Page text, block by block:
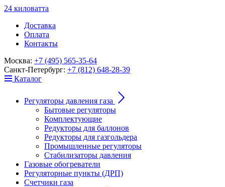
24 киловатта
Доставка
Оплата
Контакты
Москва: +7 (495) 565-35-64
Санкт-Петербург: +7 (812) 648-28-39
Каталог
Регуляторы давления газа
Бытовые регуляторы
Комплектующие
Редукторы для баллонов
Редукторы для газгольдера
Промышленные регуляторы
Стабилизаторы давления
Газовые обогреватели
Регуляторные пункты (ДРП)
Счетчики газа